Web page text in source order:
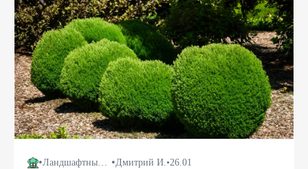
• Ландшафтный дизайн •Дмитрий И.•26.01